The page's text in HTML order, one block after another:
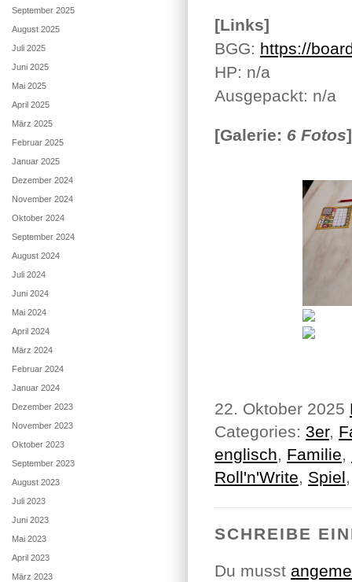
[Links]
BGG: https://
HP: n/a
Ausgepackt: n/a
[Galerie: 6 Fotos]
22. Oktober 2025
Categories: 3er,
englisch, Familie,
Roll'n'Write, Spiel
SCHREIBE
Du musst
September 2025
August 2025
Juli 2025
Juni 2025
Mai 2025
April 2025
März 2025
Februar 2025
Januar 2025
Dezember 2024
November 2024
Oktober 2024
September 2024
August 2024
Juli 2024
Juni 2024
Mai 2024
April 2024
März 2024
Februar 2024
Januar 2024
Dezember 2023
November 2023
Oktober 2023
September 2023
August 2023
Juli 2023
Juni 2023
Mai 2023
April 2023
März 2023